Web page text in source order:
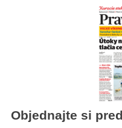
Objednajte si